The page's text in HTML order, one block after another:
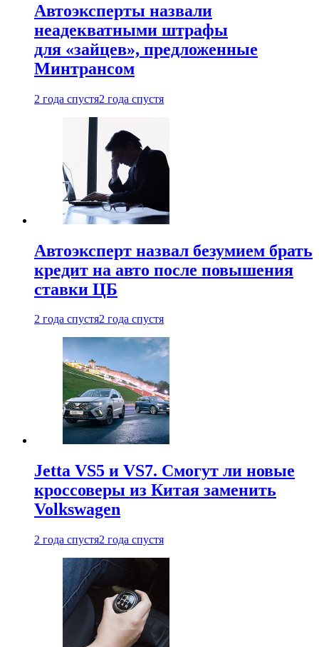
Автоэксперты назвали
неадекватными штрафы
для «зайцев», предложенные
Минтрансом
2 года спустя2 года спустя
Автоэксперт назвал безумием брать
кредит на авто после повышения
ставки ЦБ
2 года спустя2 года спустя
Jetta VS5 и VS7. Смогут ли новые
кроссоверы из Китая заменить
Volkswagen
2 года спустя2 года спустя